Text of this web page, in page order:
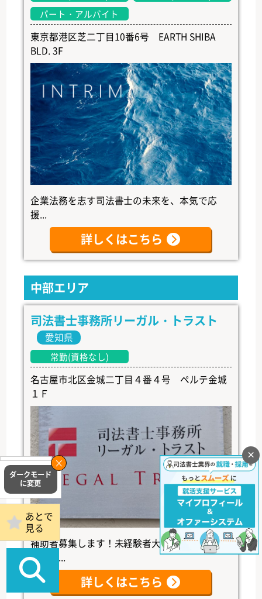
パート・アルバイト
東京都港区芝二丁目10番6号 EARTH SHIBA
BLD. 3F
企業法務を志す司法書士の未来を、本気で応
援...
詳しくはこちら
中部エリア
司法書士事務所リーガル・トラスト
愛知県
常勤(資格なし)
名古屋市北区金城二丁目４番４号 ペルテ金城
１Ｆ
補助者募集します！未経験者大歓迎です！熱意
のある...
詳しくはこちら
×
あとで
見る
掲載事務所
ログイン